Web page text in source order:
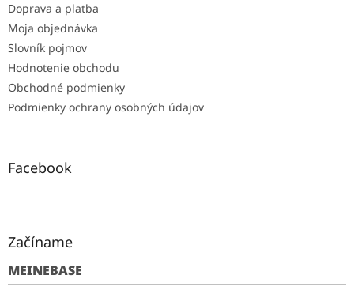
Doprava a platba
Moja objednávka
Slovník pojmov
Hodnotenie obchodu
Obchodné podmienky
Podmienky ochrany osobných údajov
Facebook
Začíname
MEINEBASE